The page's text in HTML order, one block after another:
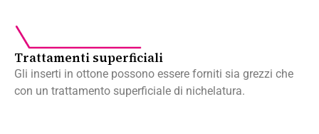
Trattamenti superficiali
Gli inserti in ottone possono essere forniti sia grezzi che
con un trattamento superficiale di nichelatura.